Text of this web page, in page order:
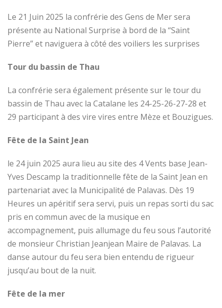
Le 21 Juin 2025 la confrérie des Gens de Mer sera
présente au National Surprise à bord de la “Saint
Pierre” et naviguera à côté des voiliers les surprises
Tour du bassin de Thau
La confrérie sera également présente sur le tour du
bassin de Thau avec la Catalane les 24-25-26-27-28 et
29 participant à des vire vires entre Mèze et Bouzigues.
Fête de la Saint Jean
le 24 juin 2025 aura lieu au site des 4 Vents base Jean-
Yves Descamp la traditionnelle fête de la Saint Jean en
partenariat avec la Municipalité de Palavas. Dès 19
Heures un apéritif sera servi, puis un repas sorti du sac
pris en commun avec de la musique en
accompagnement, puis allumage du feu sous l’autorité
de monsieur Christian Jeanjean Maire de Palavas. La
danse autour du feu sera bien entendu de rigueur
jusqu’au bout de la nuit.
Fête de la mer